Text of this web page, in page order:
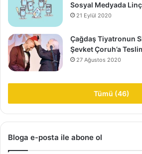
Sosyal Medyada Linç
21 Eylül 2020
Çağdaş Tiyatronun
Şevket Çoruh’a
27 Ağustos 2020
Tümü (46)
Bloga e-posta ile abone ol